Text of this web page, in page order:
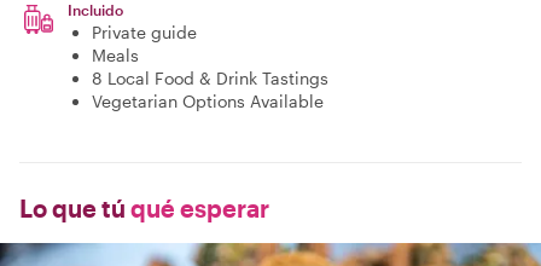
Incluido
Private guide
Meals
8 Local Food & Drink Tastings
Vegetarian Options Available
Lo que tú qué esperar